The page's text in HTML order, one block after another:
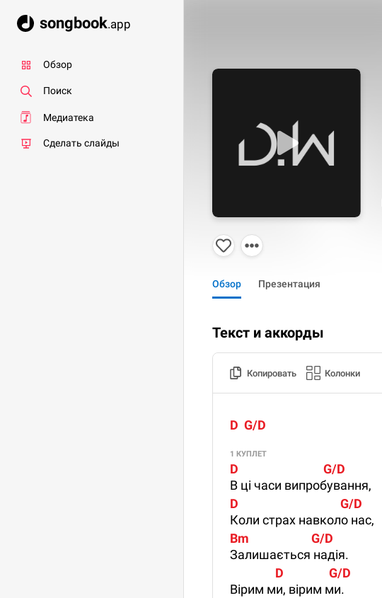
songbook.app
Обзор
Поиск
Медиатека
Сделать слайды
Обзор Презентация
Текст и аккорды
Копировать Колонки
D  G/D
1 КУПЛЕТ
D                              G/D
В ці часи випробування,
D                                    G/D
Коли страх навколо нас,
Bm                      G/D
Залишається надія.
                D                G/D
Вірим ми, вірим ми.